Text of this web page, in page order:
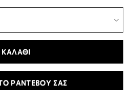
ΚΑΛΑΘΙ
ΡΑΝΤΕΒΟΥ ΣΑΣ